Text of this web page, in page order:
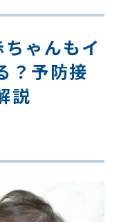
ちゃんもイ
？予防接
説